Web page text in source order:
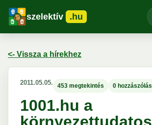
szelektív .hu
<- Vissza a hírekhez
2011.05.05. 453 megtekintés 0 hozzászólás
1001.hu a